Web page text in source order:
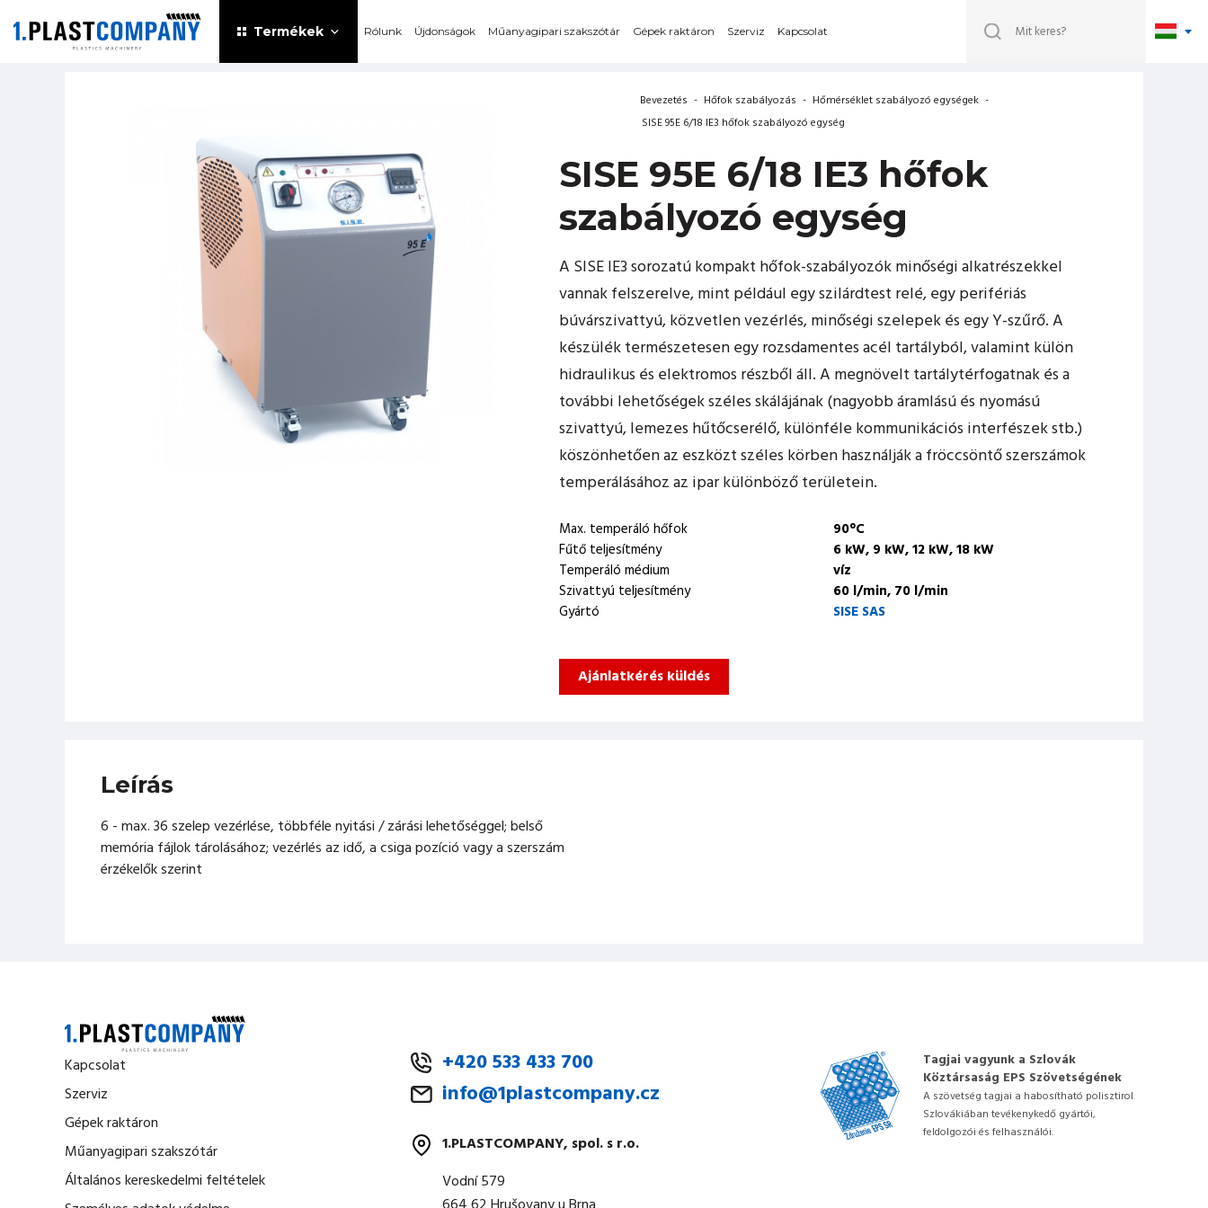
Termékek Rólunk Újdonságok Műanyagipari szakszótár Gépek raktáron Szerviz Kapcsolat
Bevezetés - Hőfok szabályozás - Hőmérséklet szabályozó egységek -
SISE 95E 6/18 IE3 hőfok szabályozó egység
SISE 95E 6/18 IE3 hőfok
szabályozó egység
A SISE IE3 sorozatú kompakt hőfok-szabályozók minőségi alkatrészekkel
vannak felszerelve, mint például egy szilárdtest relé, egy perifériás
búvárszivattyú, közvetlen vezérlés, minőségi szelepek és egy Y-szűrő. A
készülék természetesen egy rozsdamentes acél tartályból, valamint külön
hidraulikus és elektromos részből áll. A megnövelt tartálytérfogatnak és a
további lehetőségek széles skálájának (nagyobb áramlású és nyomású
szivattyú, lemezes hűtőcserélő, különféle kommunikációs interfészek stb.)
köszönhetően az eszközt széles körben használják a fröccsöntő szerszámok
temperálásához az ipar különböző területein.
Max. temperáló hőfok
90°C
Fűtő teljesítmény
6 kW, 9 kW, 12 kW, 18 kW
Temperáló médium
víz
Szivattyú teljesítmény
60 l/min, 70 l/min
Gyártó
SISE SAS
Ajánlatkérés küldés
Leírás
6 - max. 36 szelep vezérlése, többféle nyitási / zárási lehetőséggel; belső
memória fájlok tárolásához; vezérlés az idő, a csiga pozíció vagy a szerszám
érzékelők szerint
Kapcsolat
Szerviz
Gépek raktáron
Műanyagipari szakszótár
Általános kereskedelmi feltételek
+420 533 433 700
info@1plastcompany.cz
1.PLASTCOMPANY, spol. s r.o.
Vodní 579
Tagjai vagyunk a Szlovák
Köztársaság EPS Szövetségének
A szövetség tagjai a habosítható polisztirol
Szlovákiában tevékenykedő gyártói,
feldolgozói és felhasználói.